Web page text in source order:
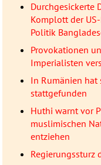
Durchgesickerte
Komplott der
Politik
Provokationen
Imperialisten
In Rumänien hat
stattgefunden
Huthi warnt vor
muslimischen
entziehen
Regierungssturz